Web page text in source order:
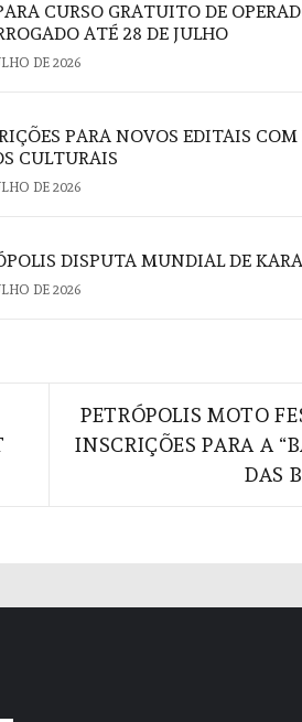
CURSO GRATUITO DE
ATÉ 28 DE JULHO
DE 2026
PARA NOVOS EDITAIS COM
CULTURAIS
DE 2026
DISPUTA MUNDIAL DE
DE 2026
PETRÓPOLIS MOTO
INSCRIÇÕES PARA A
DAS